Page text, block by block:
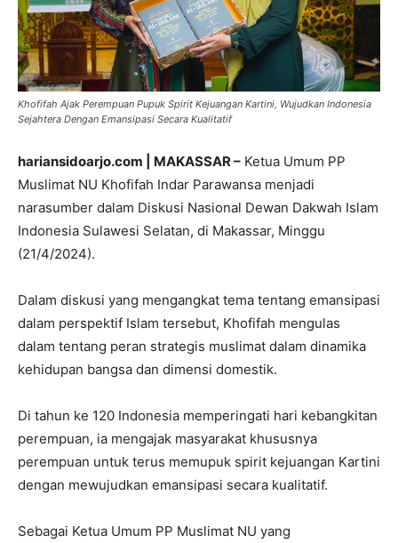
Khofifah Ajak Perempuan Pupuk Spirit Kejuangan Kartini, Wujudkan Indonesia
Sejahtera Dengan Emansipasi Secara Kualitatif
hariansidoarjo.com | MAKASSAR – Ketua Umum PP
Muslimat NU Khofifah Indar Parawansa menjadi
narasumber dalam Diskusi Nasional Dewan Dakwah Islam
Indonesia Sulawesi Selatan, di Makassar, Minggu
(21/4/2024).
Dalam diskusi yang mengangkat tema tentang emansipasi
dalam perspektif Islam tersebut, Khofifah mengulas
dalam tentang peran strategis muslimat dalam dinamika
kehidupan bangsa dan dimensi domestik.
Di tahun ke 120 Indonesia memperingati hari kebangkitan
perempuan, ia mengajak masyarakat khususnya
perempuan untuk terus memupuk spirit kejuangan Kartini
dengan mewujudkan emansipasi secara kualitatif.
Sebagai Ketua Umum PP Muslimat NU yang